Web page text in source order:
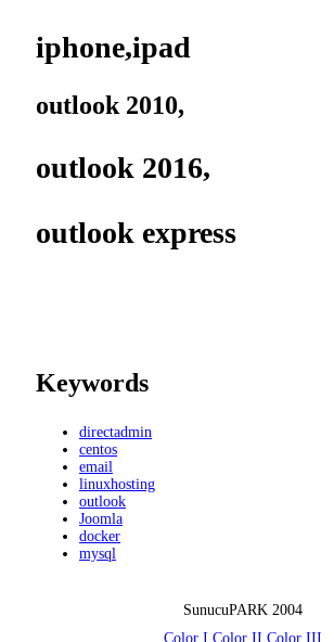
iphone,ipad
outlook 2010,
outlook 2016,
outlook express
Keywords
directadmin
centos
email
linuxhosting
outlook
Joomla
docker
mysql
SunucuPARK 2004
Color I Color II Color III